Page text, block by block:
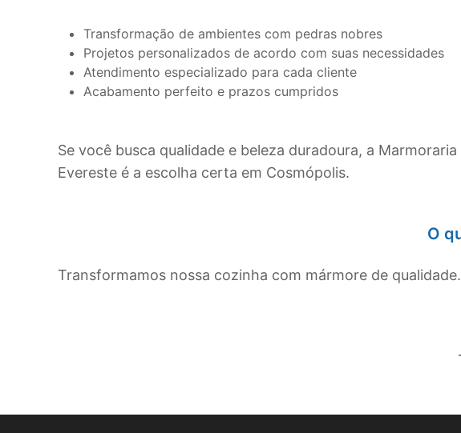
Transformação de ambientes com pedras nobres
Projetos personalizados de acordo com suas necessidades
Atendimento especializado para cada cliente
Acabamento perfeito e prazos cumpridos
Se você busca qualidade e beleza duradoura, a Marmoraria
Evereste é a escolha certa em Cosmópolis.
O
Transformamos nossa cozinha com mármore de